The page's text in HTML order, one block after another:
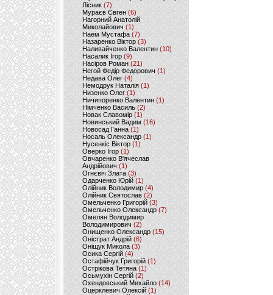
Лісник (7)
Мураєв Євген(6)
Нагорний Анатолій
Миколайович (1)
Наем Мустафа (7)
Назаренко Віктор (3)
Наливайченко Валентин (10)
Насалик Ігор(9)
Насіров Роман (21)
Негой Федір Федорович(1)
Недава Олег(4)
Немодрук Наталія(1)
Низенко Олег (1)
Ничипоренко Валентин (1)
Німченко Василь (2)
Новак Славомір (1)
Новинський Вадим (16)
Новосад Ганна (1)
Носаль Олександр (1)
Нусенкіс Віктор (1)
Оверко Ігор (1)
Овчаренко В'ячеслав
Андрійович(1)
Огнєвіч Злата (3)
Одарченко Юрій(1)
Олійник Володимир (4)
Олійник Святослав (2)
Омельченко Григорій (3)
Омельченко Олександр(7)
Омелян Володимир
Володимирович (2)
Онищенко Олександр (15)
Оністрат Андрій (6)
Оніщук Микола (3)
Осика Сергій(4)
Остафійчук Григорій(1)
Острікова Тетяна (1)
Осьмухін Сергій (2)
Охендовський Михайло (14)
Оцерклевич Олексій (1)